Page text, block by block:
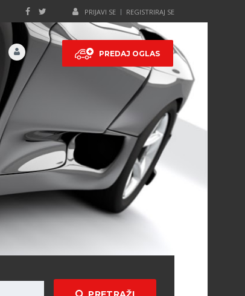
PRIJAVI SE REGISTRIRAJ SE
PREDAJ OGLAS